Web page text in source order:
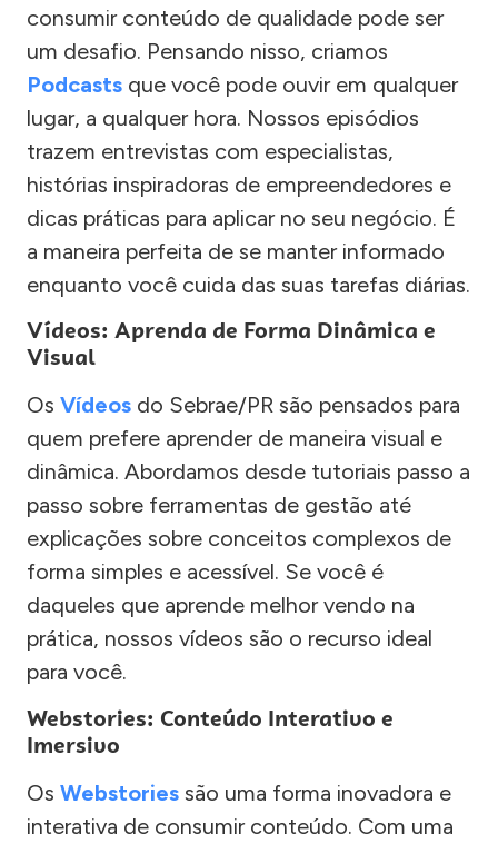
consumir conteúdo de qualidade pode ser
um desafio. Pensando nisso, criamos
Podcasts que você pode ouvir em qualquer
lugar, a qualquer hora. Nossos episódios
trazem entrevistas com especialistas,
histórias inspiradoras de empreendedores e
dicas práticas para aplicar no seu negócio. É
a maneira perfeita de se manter informado
enquanto você cuida das suas tarefas diárias.
Vídeos: Aprenda de Forma Dinâmica e
Visual
Os Vídeos do Sebrae/PR são pensados para
quem prefere aprender de maneira visual e
dinâmica. Abordamos desde tutoriais passo a
passo sobre ferramentas de gestão até
explicações sobre conceitos complexos de
forma simples e acessível. Se você é
daqueles que aprende melhor vendo na
prática, nossos vídeos são o recurso ideal
para você.
Webstories: Conteúdo Interativo e
Imersivo
Os Webstories são uma forma inovadora e
interativa de consumir conteúdo. Com uma